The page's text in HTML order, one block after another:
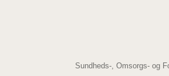
Sundheds-, Omsorgs- og